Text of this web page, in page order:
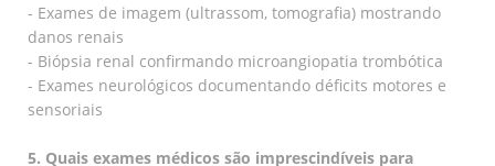
- Exames de imagem (ultrassom, tomografia) mostrando
danos renais
- Biópsia renal confirmando microangiopatia trombótica
- Exames neurológicos documentando déficits motores e
sensoriais
5. Quais exames médicos são imprescindíveis para